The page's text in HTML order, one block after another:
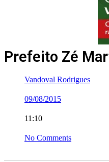
Prefeito Zé
Vandoval Rodrigues
09/08/2015
11:10
No Comments